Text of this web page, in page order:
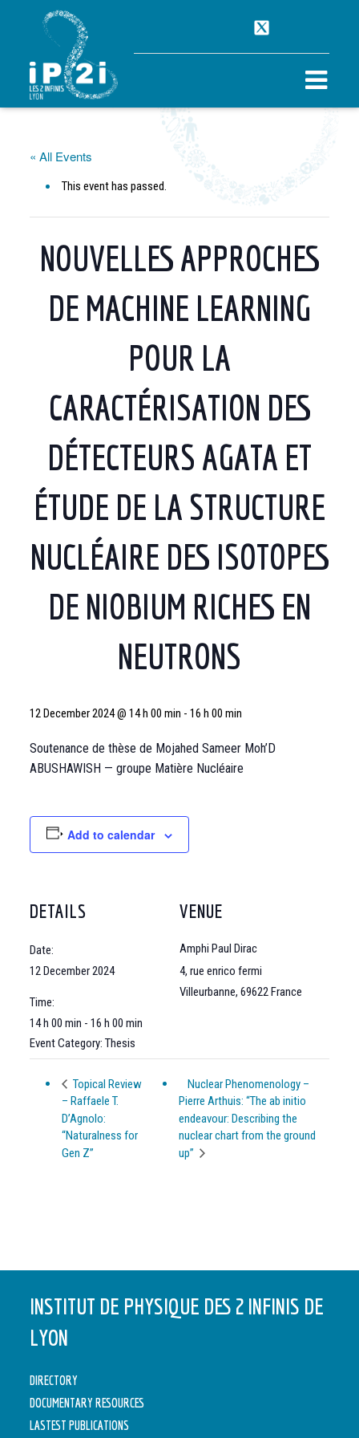
« All Events
This event has passed.
NOUVELLES APPROCHES
DE MACHINE LEARNING
POUR LA
CARACTÉRISATION DES
DÉTECTEURS AGATA ET
ÉTUDE DE LA STRUCTURE
NUCLÉAIRE DES ISOTOPES
DE NIOBIUM RICHES EN
NEUTRONS
12 December 2024 @ 14 h 00 min -16 h 00 min
Soutenance de thèse de Mojahed Sameer Moh’D
ABUSHAWISH — groupe Matière Nucléaire
Add to calendar
DETAILS
Date:
12 December 2024
Time:
14 h 00 min - 16 h 00 min
Event Category: Thesis
VENUE
Amphi Paul Dirac
4, rue enrico fermi
Villeurbanne, 69622France
Topical Review
– Raffaele T.
D’Agnolo:
“Naturalness for
Gen Z”
Nuclear Phenomenology –
Pierre Arthuis: “The ab initio
endeavour: Describing the
nuclear chart from the ground
up”
INSTITUT DE PHYSIQUE DES 2 INFINIS DE
LYON
DIRECTORY
DOCUMENTARY RESOURCES
LASTEST PUBLICATIONS